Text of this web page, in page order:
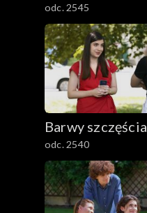
odc. 2545
Barwy szczęścia
odc. 2540